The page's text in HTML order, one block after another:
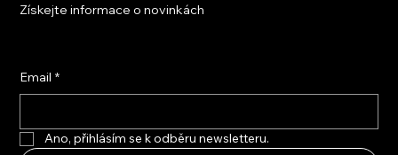
Získejte informace o novinkách
Email *
Ano, přihlásím se k odběru newsletteru.